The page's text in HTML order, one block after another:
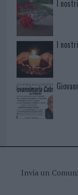
I
I
Invia un